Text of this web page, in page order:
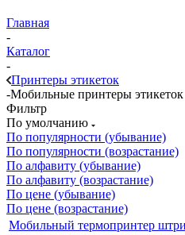
Главная
-
Каталог
-
Принтеры этикеток
-Мобильные принтеры этикеток
Фильтр
По умолчанию
По популярности (убывание)
По популярности (возрастание)
По алфавиту (убывание)
По алфавиту (возрастание)
По цене (убывание)
По цене (возрастание)
Мобильный термопринтер